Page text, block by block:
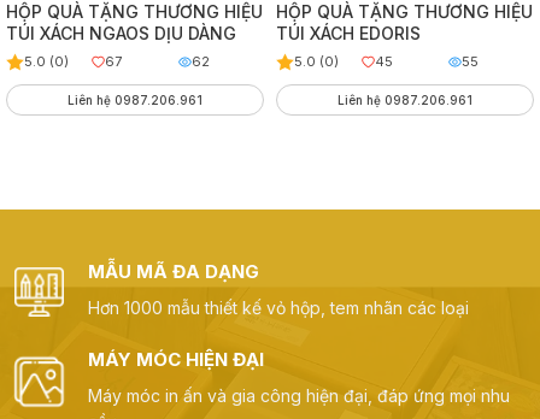
HỘP QUÀ TẶNG THƯƠNG HIỆU
TÚI XÁCH NGAOS DỊU DÀNG
5.0 (0) 67 62
Liên hệ 0987.206.961
HỘP QUÀ TẶNG THƯƠNG HIỆU
TÚI XÁCH EDORIS
5.0 (0) 45 55
Liên hệ 0987.206.961
MẪU MÃ ĐA DẠNG
Hơn 1000 mẫu thiết kế vỏ hộp, tem nhãn các loại
MÁY MÓC HIỆN ĐẠI
Máy móc in ấn và gia công hiện đại, đáp ứng mọi nhu